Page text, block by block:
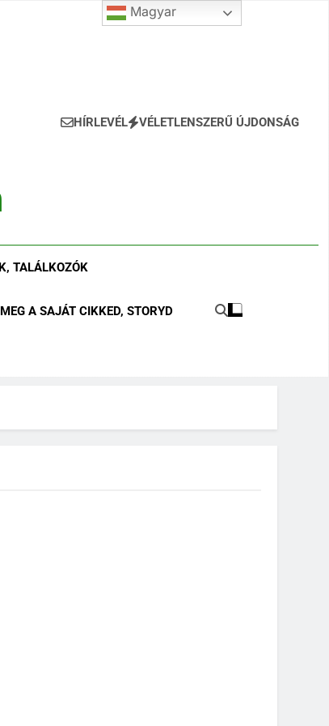
HÍRLEVÉL VÉLETLENSZERŰ ÚJDONSÁG
TALÁLKOZÓK
A SAJÁT CIKKED, STORYD
Magyar